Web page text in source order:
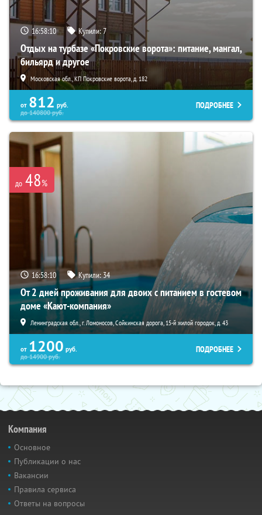
16:58:08 Купили:7
Отдых на турбазе «Покровские ворота»: питание, мангал,
бильярд и другое
Московская обл., КП Покровские ворота, д. 182
от 812 руб.
до140800руб.
ПОДРОБНЕЕ
до 48%
16:58:08 Купили:34
От 2 дней проживания для двоих с питанием в гостевом
доме «Кают-компания»
Ленинградская обл., г. Ломоносов, Сойкинская дорога, 15-й жилой городок, д. 43
от 1200 руб.
до14900руб.
ПОДРОБНЕЕ
Компания
Основное
Публикации о нас
Вакансии
Правила сервиса
Ответы на вопросы